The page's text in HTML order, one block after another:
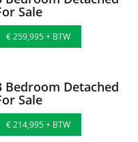
Sale
€ 259,995 + BTW
Bedroom Detached
Sale
€ 214,995 + BTW